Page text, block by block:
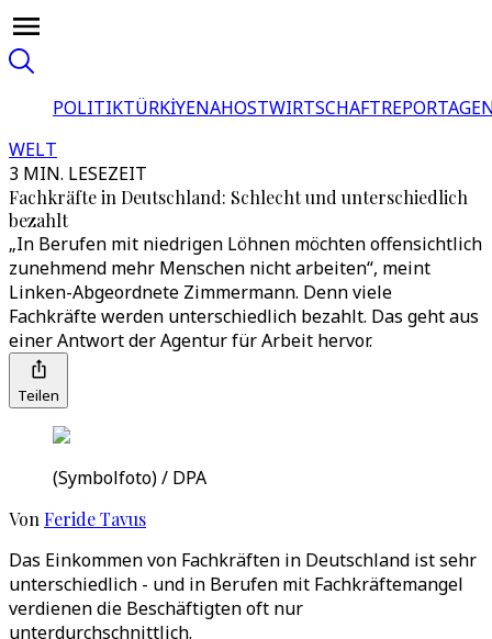
POLITIKTÜRKİYENAHOSTWIRTSCHAFT
WELT
3 MIN. LESEZEIT
Fachkräfte in Deutschland: Schlecht und unterschiedlich
bezahlt
„In Berufen mit niedrigen Löhnen möchten offensichtlich
zunehmend mehr Menschen nicht arbeiten“, meint
Linken-Abgeordnete Zimmermann. Denn viele
Fachkräfte werden unterschiedlich bezahlt. Das geht aus
einer Antwort der Agentur für Arbeit hervor.
Teilen
(Symbolfoto) / DPA
Von Feride Tavus
Das Einkommen von Fachkräften in Deutschland ist sehr
unterschiedlich - und in Berufen mit Fachkräftemangel
verdienen die Beschäftigten oft nur
unterdurchschnittlich.